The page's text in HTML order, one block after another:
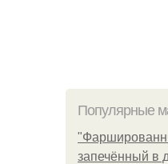
Популярные
запечённый в